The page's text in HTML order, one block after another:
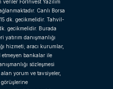
ForInvest Yazılım
Canlı Borsa
dk. gecikmelidir. Tahvil-
gecikmelidir. Burada
danışmanlığı
hizmeti; aracı kurumlar,
etmeyen bankalar ile
sözleşmesi
yorum ve tavsiyeler,